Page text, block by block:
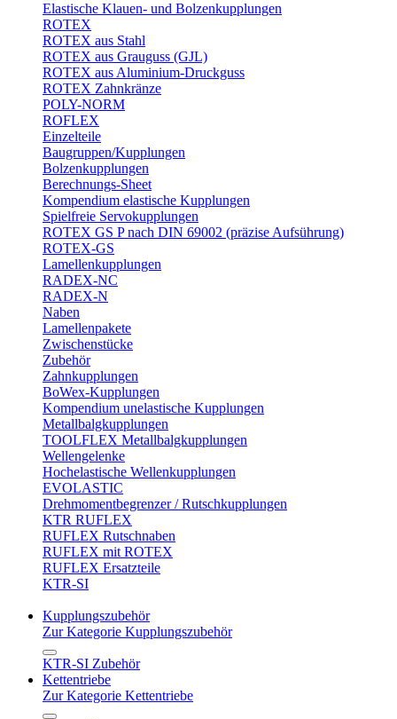
Elastische Klauen- und Bolzenkupplungen
ROTEX
ROTEX aus Stahl
ROTEX aus Grauguss (GJL)
ROTEX aus Aluminium-Druckguss
ROTEX Zahnkränze
POLY-NORM
ROFLEX
Einzelteile
Baugruppen/Kupplungen
Bolzenkupplungen
Berechnungs-Sheet
Kompendium elastische Kupplungen
Spielfreie Servokupplungen
ROTEX GS P nach DIN 69002 (präzise Aufsührung)
ROTEX-GS
Lamellenkupplungen
RADEX-NC
RADEX-N
Naben
Lamellenpakete
Zwischenstücke
Zubehör
Zahnkupplungen
BoWex-Kupplungen
Kompendium unelastische Kupplungen
Metallbalgkupplungen
TOOLFLEX Metallbalgkupplungen
Wellengelenke
Hochelastische Wellenkupplungen
EVOLASTIC
Drehmomentbegrenzer / Rutschkupplungen
KTR RUFLEX
RUFLEX Rutschnaben
RUFLEX mit ROTEX
RUFLEX Ersatzteile
KTR-SI
Kupplungszubehör
Zur Kategorie Kupplungszubehör
KTR-SI Zubehör
Kettentriebe
Zur Kategorie Kettentriebe